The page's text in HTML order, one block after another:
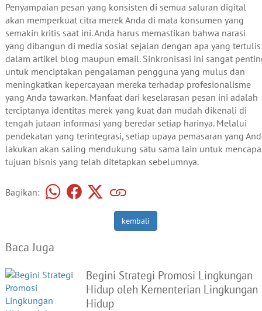
Penyampaian pesan yang konsisten di semua saluran digital
akan memperkuat citra merek Anda di mata konsumen yang
semakin kritis saat ini. Anda harus memastikan bahwa narasi
yang dibangun di media sosial sejalan dengan apa yang tertulis
dalam artikel blog maupun email. Sinkronisasi ini sangat
untuk menciptakan pengalaman pengguna yang mulus dan
meningkatkan kepercayaan mereka terhadap profesionalisme
yang Anda tawarkan. Manfaat dari keselarasan pesan ini adalah
terciptanya identitas merek yang kuat dan mudah dikenali di
tengah jutaan informasi yang beredar setiap harinya. Melalui
pendekatan yang terintegrasi, setiap upaya pemasaran yang
lakukan akan saling mendukung satu sama lain untuk
tujuan bisnis yang telah ditetapkan sebelumnya.
Bagikan:
kembali
Baca Juga
Begini Strategi Promosi Lingkungan
Hidup oleh Kementerian Lingkungan
Hidup